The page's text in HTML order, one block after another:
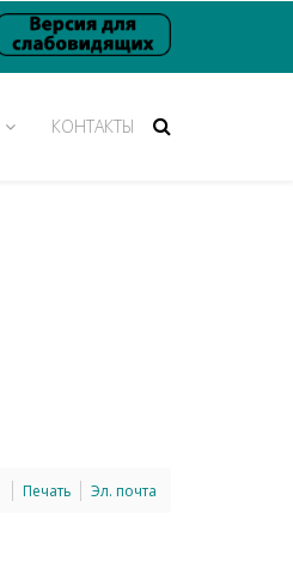
КОНТАКТЫ
Печать Эл. почта